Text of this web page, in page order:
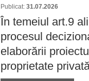
Publicat: 31.07.2026
În temeiul art.9
procesul
elaborării
proprietate